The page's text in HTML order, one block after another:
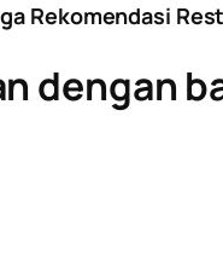
Rekomendasi
dengan